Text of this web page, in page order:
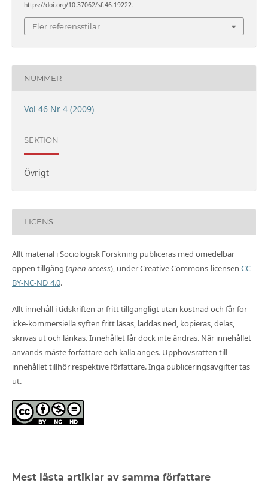
https://doi.org/10.37062/sf.46.19222.
Fler referensstilar
NUMMER
Vol 46 Nr 4 (2009)
SEKTION
Övrigt
LICENS
Allt material i Sociologisk Forskning publiceras med omedelbar
öppen tillgång (open access), under Creative Commons-licensen CC
BY-NC-ND 4.0.
Allt innehåll i tidskriften är fritt tillgängligt utan kostnad och får för
icke-kommersiella syften fritt läsas, laddas ned, kopieras, delas,
skrivas ut och länkas. Innehållet får dock inte ändras. När innehållet
används måste författare och källa anges. Upphovsrätten till
innehållet tillhör respektive författare. Inga publiceringsavgifter tas
ut.
Mest lästa artiklar av samma författare